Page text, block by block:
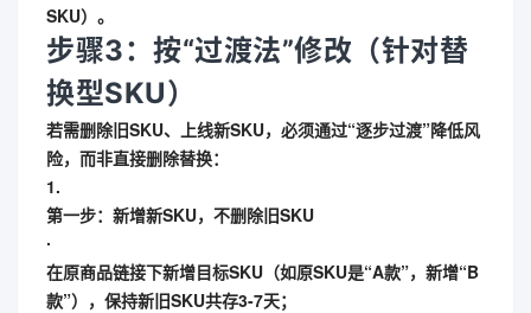
SKU）。
步骤3：按“过渡法”修改（针对替
换型SKU）
若需删除旧SKU、上线新SKU， 必须通过“逐步过渡”降低风
险，而非直接删除替换：
1.
第一步：新增新SKU，不删除旧SKU
∙
在原商品链接下新增目标SKU（如原SKU是“A款”，新增“B
款”），保持新旧SKU共存3-7天；